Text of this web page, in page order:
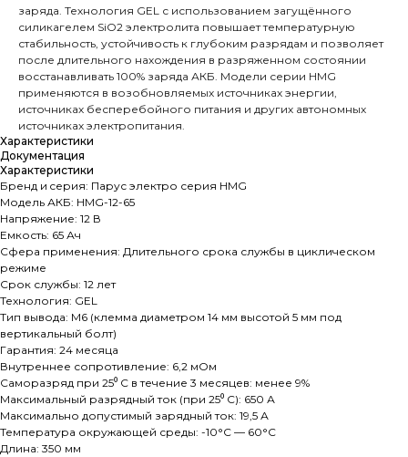
заряда. Технология GEL с использованием загущённого
силикагелем SiO2 электролита повышает температурную
стабильность, устойчивость к глубоким разрядам и позволяет
после длительного нахождения в разряженном состоянии
восстанавливать 100% заряда АКБ. Модели серии HMG
применяются в возобновляемых источниках энергии,
источниках бесперебойного питания и других автономных
источниках электропитания.
Характеристики
Документация
Характеристики
Бренд и cерия: Парус электро серия HMG
Модель АКБ: HMG-12-65
Напряжение: 12 В
Емкость: 65 Ач
Сфера применения: Длительного срока службы в циклическом
режиме
Срок службы: 12 лет
Технология: GEL
Тип вывода: M6 (клемма диаметром 14 мм высотой 5 мм под
вертикальный болт)
Гарантия: 24 месяца
Внутреннее сопротивление: 6,2 мОм
Саморазряд при 25⁰ С в течение 3 месяцев: менее 9%
Максимальный разрядный ток (при 25⁰ С): 650 А
Максимально допустимый зарядный ток: 19,5 А
Температура окружающей среды: -10°C — 60°C
Длина: 350 мм